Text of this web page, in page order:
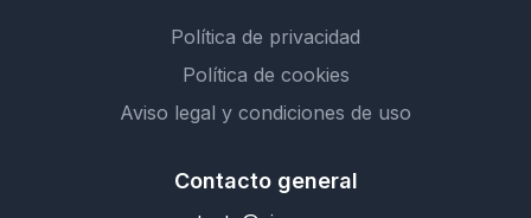
Política de privacidad
Política de cookies
Aviso legal y condiciones de uso
Contacto general